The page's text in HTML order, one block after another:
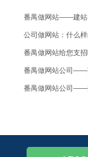
番禺做网站——建站
公司做网站：什么
番禺做网站给您支
番禺做网站公司——
番禺做网站公司——